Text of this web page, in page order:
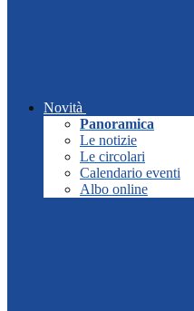
Novità
Panoramica
Le notizie
Le circolari
Calendario eventi
Albo online